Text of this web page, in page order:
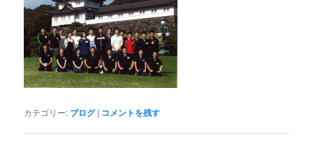
カテゴリー: ブログ | コメントを残す